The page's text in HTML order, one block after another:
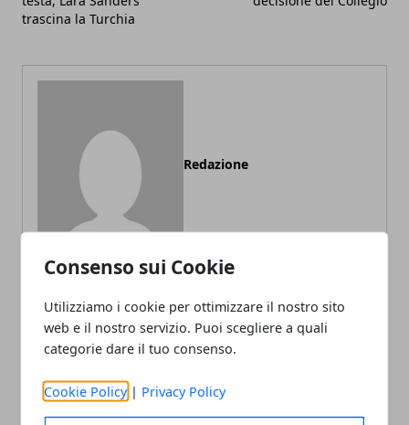
Consenso sui Cookie
Utilizziamo i cookie per ottimizzare il nostro sito
web e il nostro servizio. Puoi scegliere a quali
categorie dare il tuo consenso.
Cookie Policy | Privacy Policy
trascina la Turchia
Redazione
ARTICOLI CORRELATI